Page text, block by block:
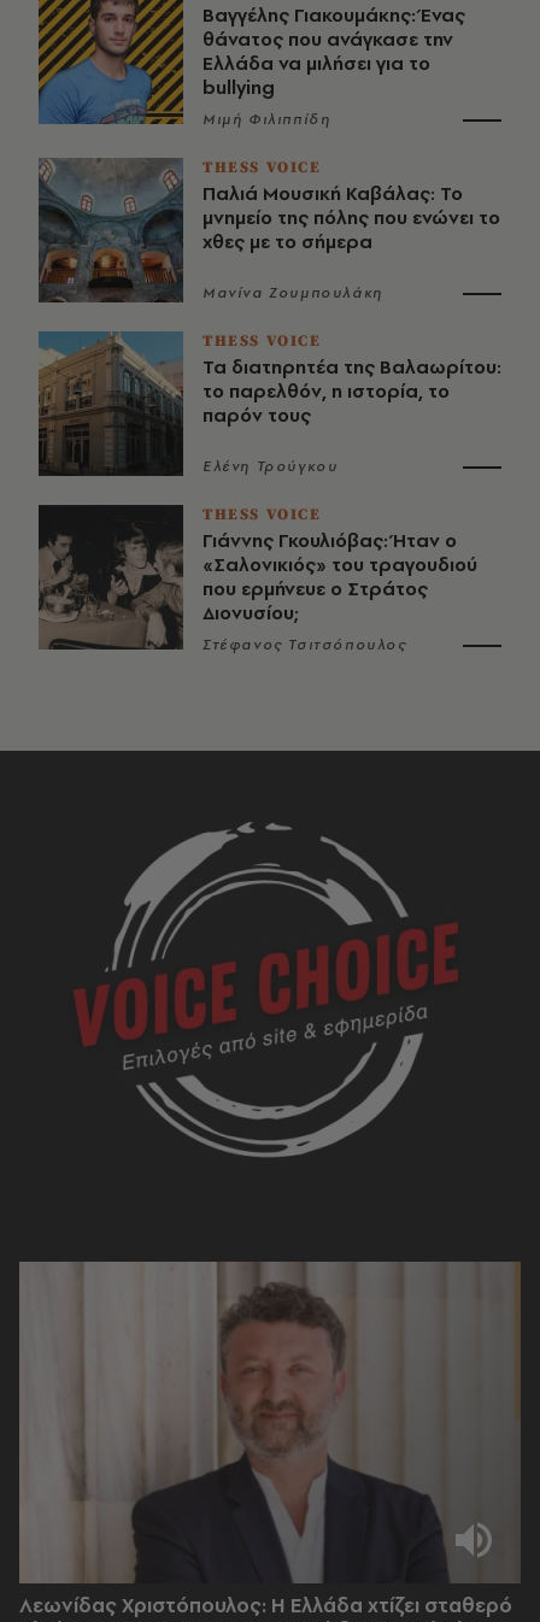
Βαγγέλης Γιακουμάκης: Ένας
θάνατος που ανάγκασε την
Ελλάδα να μιλήσει για το
bullying
Μιμή Φιλιππίδη
THESS VOICE
Παλιά Μουσική Καβάλας: Το
μνημείο της πόλης που ενώνει το
χθες με το σήμερα
Μανίνα Ζουμπουλάκη
THESS VOICE
Τα διατηρητέα της Βαλαωρίτου:
το παρελθόν, η ιστορία, το
παρόν τους
Ελένη Τρούγκου
THESS VOICE
Γιάννης Γκουλιόβας: Ήταν ο
«Σαλονικιός» του τραγουδιού
που ερμήνευε ο Στράτος
Διονυσίου;
Στέφανος Τσιτσόπουλος
Λεωνίδας Χριστόπουλος: Η Ελλάδα χτίζει σταθερό